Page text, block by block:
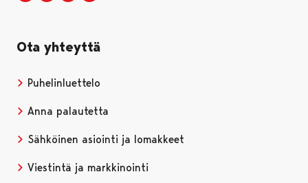
Ota yhteyttä
Puhelinluettelo
Anna palautetta
Sähköinen asiointi ja lomakkeet
Viestintä ja markkinointi